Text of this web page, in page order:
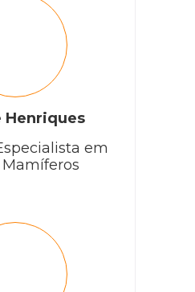
Henriques
em
Mamíferos